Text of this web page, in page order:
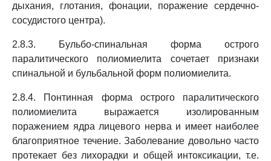
дыхания, глотания, фонации, поражение сердечно-
сосудистого центра).
2.8.3. Бульбо-спинальная форма острого
паралитического полиомиелита сочетает признаки
спинальной и бульбальной форм полиомиелита.
2.8.4. Понтинная форма острого паралитического
полиомиелита выражается изолированным
поражением ядра лицевого нерва и имеет наиболее
благоприятное течение. Заболевание довольно часто
протекает без лихорадки и общей интоксикации, т.е.